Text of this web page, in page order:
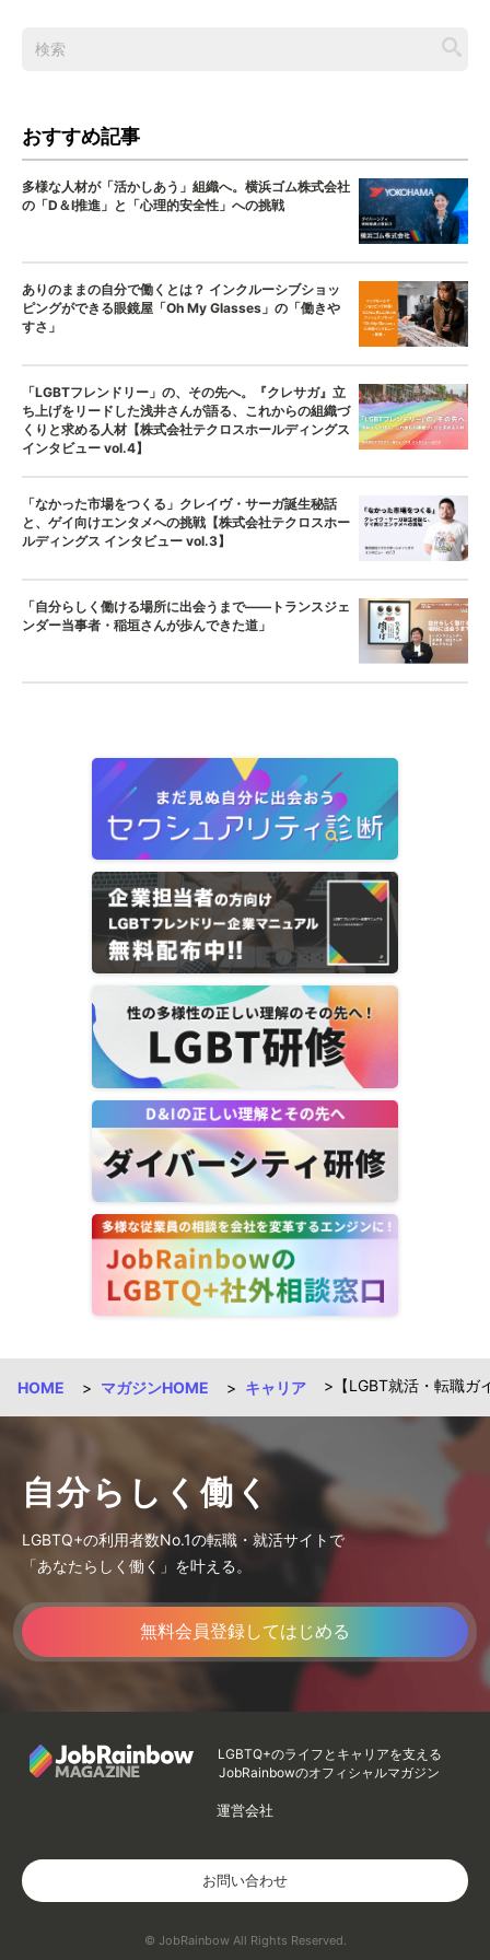
おすすめ記事
多様な人材が「活かしあう」組織へ。横浜ゴム株式会社
の「D＆I推進」と「心理的安全性」への挑戦
ありのままの自分で働くとは？ インクルーシブショッ
ピングができる眼鏡屋「Oh My Glasses」の「働きや
すさ」
「LGBTフレンドリー」の、その先へ。『クレサガ』立
ち上げをリードした浅井さんが語る、これからの組織づ
くりと求める人材【株式会社テクロスホールディングス
インタビュー vol.4】
「なかった市場をつくる」クレイヴ・サーガ誕生秘話
と、ゲイ向けエンタメへの挑戦【株式会社テクロスホー
ルディングス インタビュー vol.3】
「自分らしく働ける場所に出会うまで——トランスジェ
ンダー当事者・稲垣さんが歩んできた道」
HOME マガジンHOME キャリア 【LGBT就活・転職
自分らしく働く
LGBTQ+の利用者数No.1の転職・就活サイトで
「あなたらしく働く」を叶える。
無料会員登録してはじめる
LGBTQ+のライフとキャリアを支える
JobRainbowのオフィシャルマガジン
運営会社
お問い合わせ
© JobRainbow All Rights Reserved.